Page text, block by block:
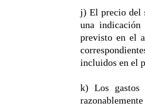
j) El precio del
una
previsto en el
incluidos en el
k) Los gastos